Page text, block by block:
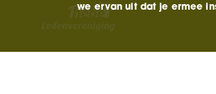
we ervan uit dat je ermee